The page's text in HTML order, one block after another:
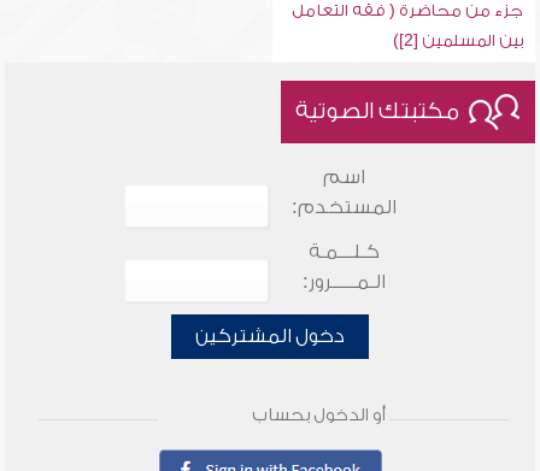
جزء من محاضرة ( فقه التعامل
بين المسلمين [2])
مكتبتك الصوتية
اسم
المستخدم:
كـلـــمـة
الـمـــــرور:
دخول المشتركين
أو الدخول بحساب